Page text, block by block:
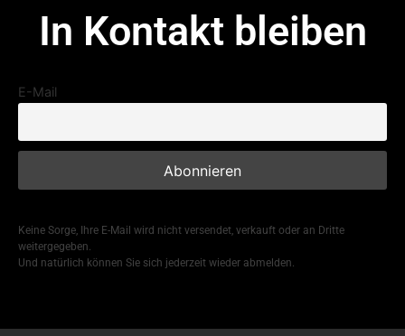
In Kontakt bleiben
E-Mail
Keine Sorge, Ihre E-Mail wird nicht versendet, verkauft oder an Dritte
weitergegeben.
Und natürlich können Sie sich jederzeit wieder abmelden.